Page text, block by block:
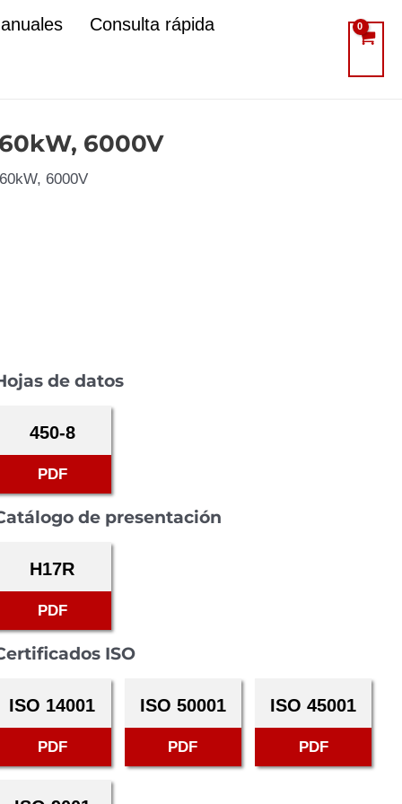
Consulta rápida
6000V
6000V
de datos
450-8
PDF
de presentación
H17R
PDF
ISO
ISO 14001
PDF
ISO 50001
PDF
ISO 45001
PDF